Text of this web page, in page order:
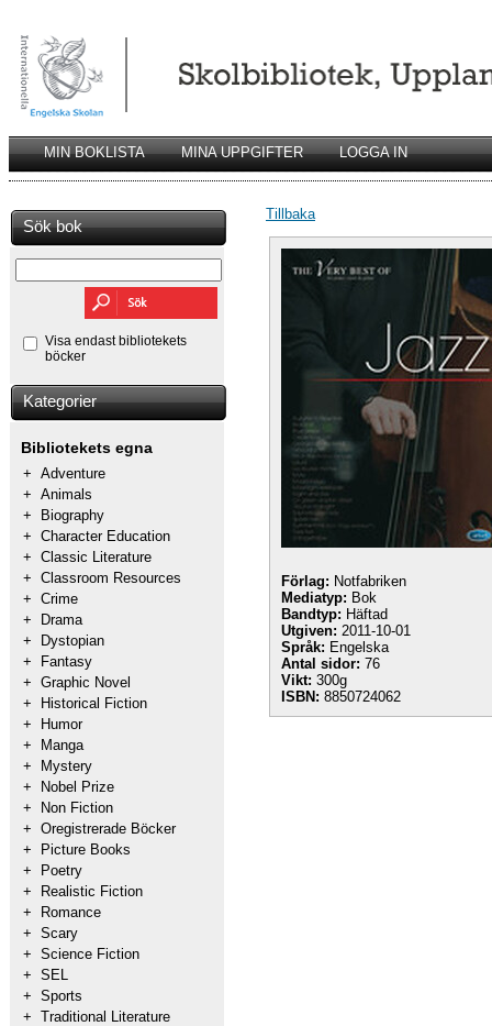
MIN BOKLISTA MINA UPPGIFTER LOGGA IN
Sök bok
Visa endast bibliotekets
böcker
Kategorier
Bibliotekets egna
+ Adventure
+ Animals
+
Biography
+ Character Education
+ Classic Literature
+ Classroom Resources
+ Crime
+
Drama
+
Dystopian
+
Fantasy
+ Graphic Novel
+
Historical Fiction
+
Humor
+
Manga
+
Mystery
+
Nobel Prize
+
Non Fiction
+ Oregistrerade Böcker
+
Picture Books
+
Poetry
+
Realistic Fiction
+
Romance
+ Scary
+ Science Fiction
+ SEL
+ Sports
+ Traditional Literature
Tillbaka
Förlag: Notfabriken
Mediatyp: Bok
Bandtyp: Häftad
Utgiven: 2011-10-01
Språk: Engelska
Antal sidor: 76
Vikt: 300g
ISBN: 8850724062